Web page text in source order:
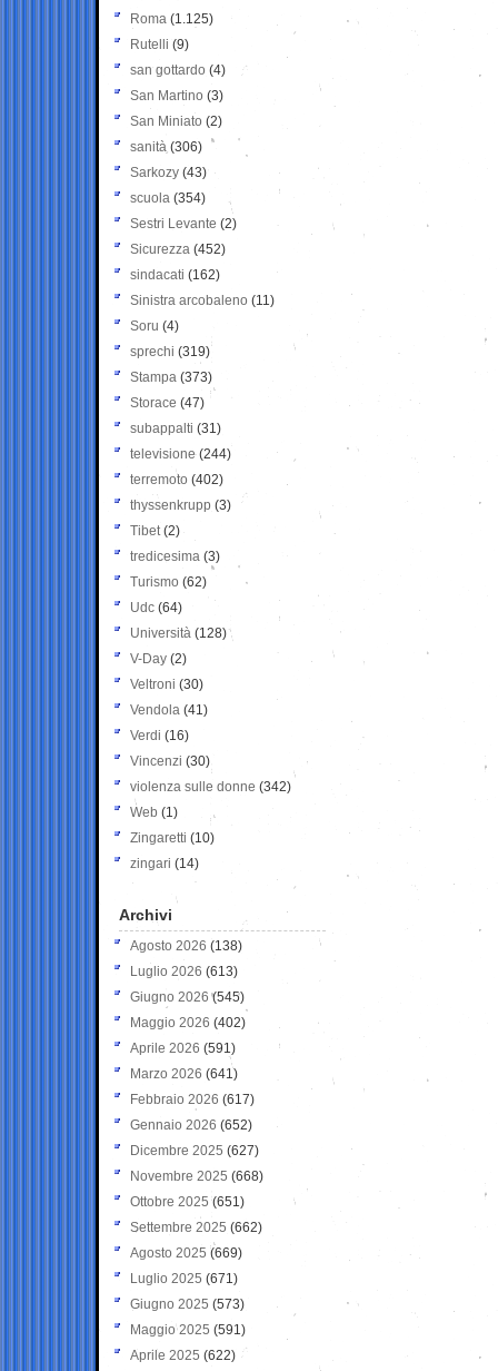
Roma (1.125)
Rutelli (9)
san gottardo (4)
San Martino (3)
San Miniato (2)
sanità (306)
Sarkozy (43)
scuola (354)
Sestri Levante (2)
Sicurezza (452)
sindacati (162)
Sinistra arcobaleno (11)
Soru (4)
sprechi (319)
Stampa (373)
Storace (47)
subappalti (31)
televisione(244)
terremoto (402)
thyssenkrupp (3)
Tibet(2)
tredicesima (3)
Turismo (62)
Udc (64)
Università (128)
V-Day (2)
Veltroni (30)
Vendola (41)
Verdi (16)
Vincenzi (30)
violenza sulle donne (342)
Web (1)
Zingaretti (10)
zingari (14)
Archivi
Agosto 2026 (138)
Luglio 2026 (613)
Giugno 2026 (545)
Maggio 2026 (402)
Aprile 2026 (591)
Marzo 2026 (641)
Febbraio 2026 (617)
Gennaio 2026 (652)
Dicembre 2025 (627)
Novembre 2025 (668)
Ottobre 2025 (651)
Settembre 2025 (662)
Agosto 2025 (669)
Luglio 2025 (671)
Giugno 2025 (573)
Maggio 2025 (591)
Aprile 2025 (622)